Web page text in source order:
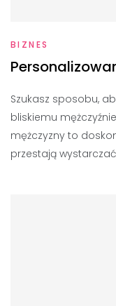
BIZNES
Szukasz sposobu,
bliskiemu
mężczyzny to
przestają